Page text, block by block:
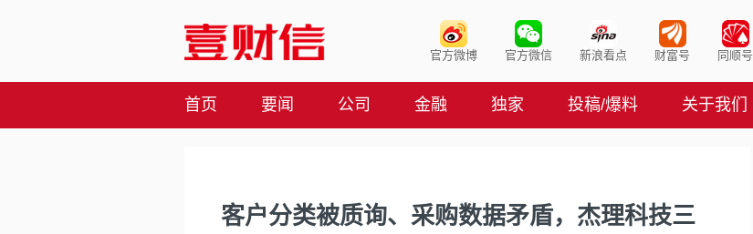
官方微博 官方微信 新浪看点 财富号 同顺号
首页 要闻 公司 金融 独家 投稿/爆料 关于我们
客户分类被质询、采购数据矛盾，杰理科技三